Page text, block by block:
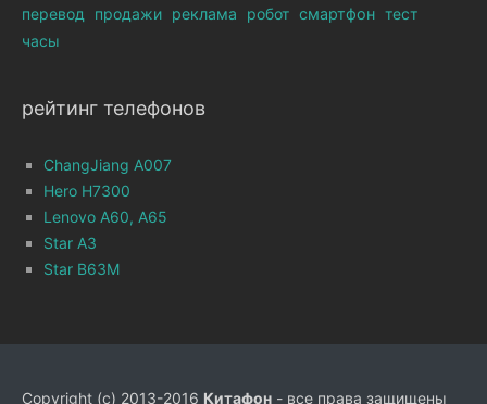
перевод
продажи реклама робот смартфон тест
часы
рейтинг телефонов
ChangJiang A007
Hero H7300
Lenovo A60, A65
Star A3
Star B63M
Copyright (c) 2013-2016 Китафон - все права защищены